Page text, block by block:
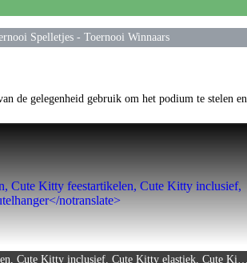
Spelletjes- Toernooi Winnaars
de gelegenheid gebruik om het podium te stelen en